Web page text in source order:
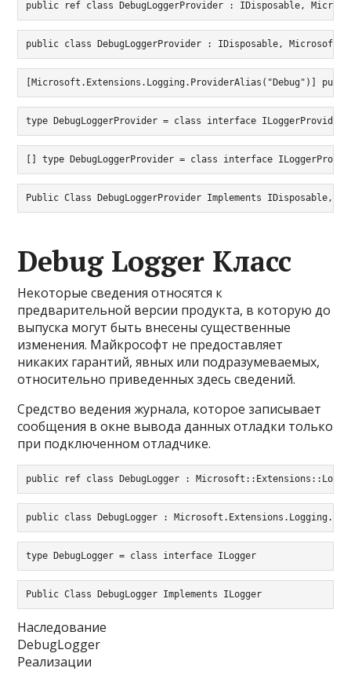
public ref class DebugLoggerProvider : IDisposable,
public class DebugLoggerProvider : IDisposable,
[Microsoft.Extensions.Logging.ProviderAlias("Debug")]
type DebugLoggerProvider = class interface
[] type DebugLoggerProvider = class interface
Public Class DebugLoggerProvider Implements IDisposable,
Debug Logger Класс
Некоторые сведения относятся к
предварительной версии продукта, в которую до
выпуска могут быть внесены существенные
изменения. Майкрософт не предоставляет
никаких гарантий, явных или подразумеваемых,
относительно приведенных здесь сведений.
Средство ведения журнала, которое записывает
сообщения в окне вывода данных отладки только
при подключенном отладчике.
public ref class DebugLogger :
public class DebugLogger :
type DebugLogger = class interface ILogger
Public Class DebugLogger Implements ILogger
Наследование
DebugLogger
Реализации